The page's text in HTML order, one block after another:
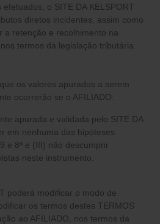
o SITE DA KELSPORT
diretos incidentes, assim como
a retenção e recolhimento na
termos da legislação tributária
os valores apurados a serem
ocorrerão se o AFILIADO:
apurada e validada pelo SITE DA
em nenhuma das hipóteses
e 8ª e (III) não descumprir
neste instrumento.
poderá modificar o modo de
os termos destes TERMOS
ao AFILIADO, nos termos da